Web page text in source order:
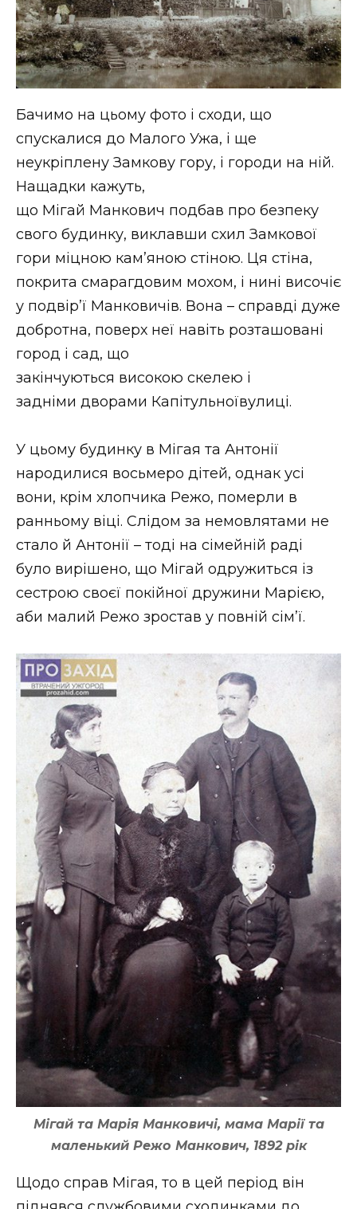
Бачимо на цьому фото і сходи, що
спускалися до Малого Ужа, і ще
неукріплену Замкову гору, і городи на ній.
Нащадки кажуть,
що Мігай Манкович подбав про безпеку
свого будинку, виклавши схил Замкової
гори міцною кам’яною стіною. Ця стіна,
покрита смарагдовим мохом, і нині височіє
у подвір’ї Манковичів. Вона – справді дуже
добротна, поверх неї навіть розташовані
город і сад, що
закінчуються високою скелею і
задніми дворами Капітульноївулиці.
У цьому будинку в Мігая та Антонії
народилися восьмеро дітей, однак усі
вони, крім хлопчика Режо, померли в
ранньому віці. Слідом за немовлятами не
стало й Антонії – тоді на сімейній раді
було вирішено, що Мігай одружиться із
сестрою своєї покійної дружини Марією,
аби малий Режо зростав у повній сім’ї.
Мігай та Марія Манковичі, мама Марії та
маленький Режо Манкович, 1892 рік
Щодо справ Мігая, то в цей період він